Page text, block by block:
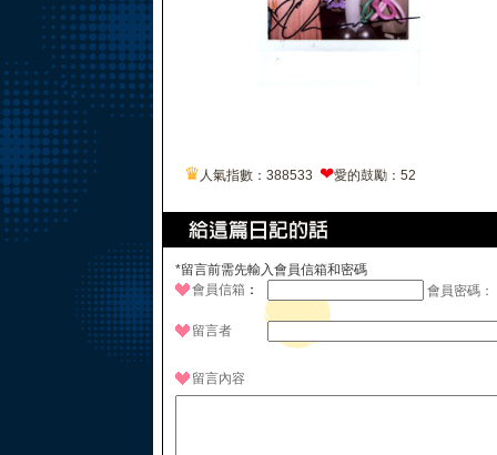
♛ 人氣指數：388533 ❤愛的鼓勵：52
*留言前需先輸入會員信箱和密碼
會員信箱 ： 會員密碼：
留言者
留言內容